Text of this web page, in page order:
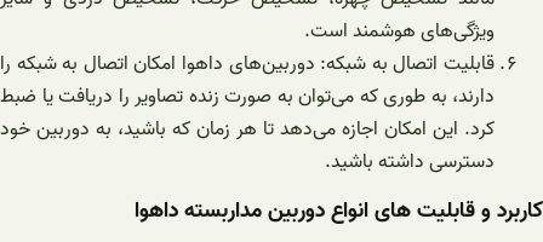
ویژگی‌های هوشمند است.
قابلیت اتصال به شبکه: دوربین‌های داهوا امکان اتصال به شبکه را
دارند، به طوری که می‌توان به صورت زنده تصاویر را دریافت یا ضبط
کرد. این امکان اجازه می‌دهد تا هر زمان که باشید، به دوربین خود
دسترسی داشته باشید.
کاربرد و قابلیت های انواع دوربین مداربسته داهوا